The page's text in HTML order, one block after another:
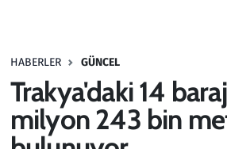
HABERLER GÜNCEL
Trakya'daki 14
milyon 243 bin
Haber
Kültür Sanat